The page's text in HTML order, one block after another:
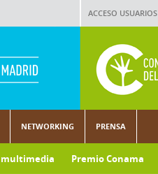
ACCESO USUARIOS
NETWORKING PRENSA
multimedia Premio Conama